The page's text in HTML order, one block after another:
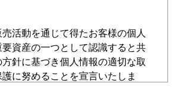
活動を通じて得たお客様の個人
資産の一つとして認識すると共
針に基づき個人情報の適切な取
護に努めることを宣言いたしま